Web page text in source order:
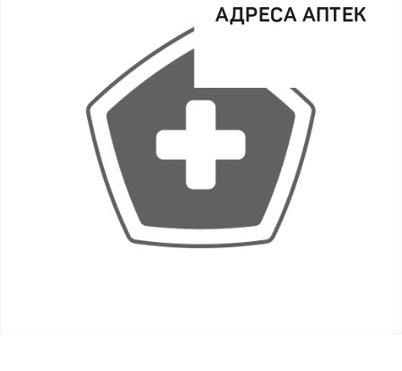
АДРЕСА АПТЕК